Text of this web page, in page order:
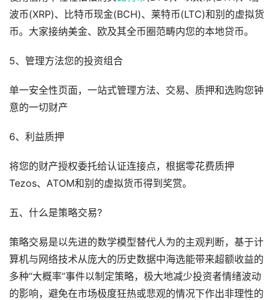
波币(XRP)、比特币现金(BCH)、莱特币(LTC)和别的虚拟货
币。大家接纳美金、欧及其全币圈范畴内您的本地贷币。
5、管理方法您的投资组合
单一安全性页面，一站式管理方法、交易、质押和选购您钟
意的一切财产
6、利益质押
将您的财产授权委托给认证连接点，根据零花费质押
Tezos、ATOM和别的虚拟货币得到奖赏。
五、什么是策略交易?
策略交易是以先进的数学模型替代人为的主观判断，基于计
算机与网络技术从庞大的历史数据中海选能带来超额收益的
多种“大概率”事件以制定策略，极大地减少投资者情绪波动
的影响，避免在市场极度狂热或悲观的情况下作出非理性的